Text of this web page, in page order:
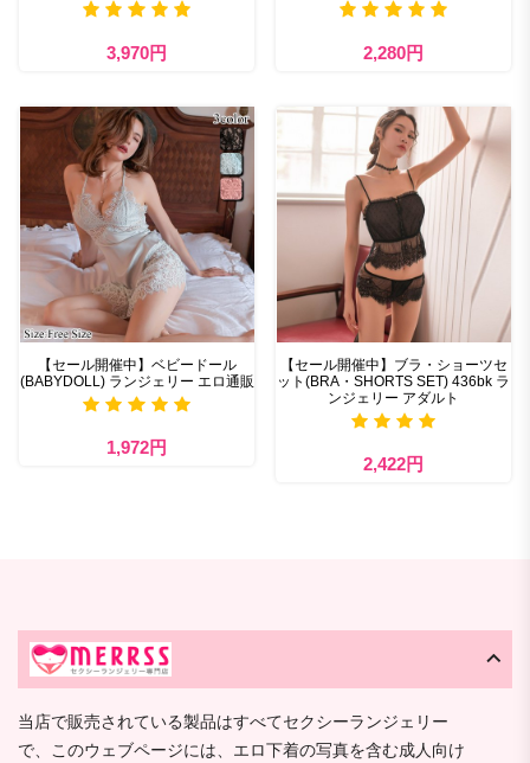
3,970円 2,280円
【セール開催中】ベビードール
(BABYDOLL) ランジェリー エロ通販
1,972円
【セール開催中】ブラ・ショーツセ
ット(BRA・SHORTS SET) 436bk ラ
ンジェリー アダルト
2,422円
当店で販売されている製品はすべてセクシーランジェリー
で、このウェブページには、エロ下着の写真を含む成人向け